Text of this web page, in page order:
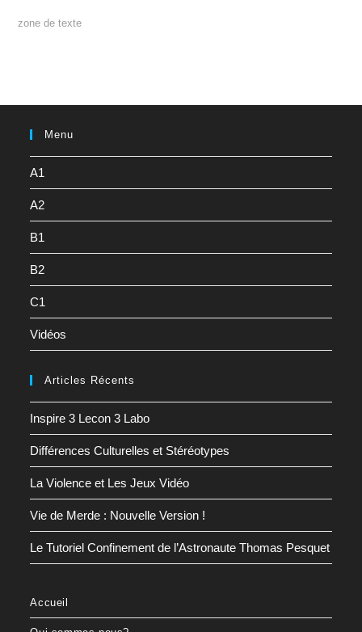
zone de texte
Menu
A1
A2
B1
B2
C1
Vidéos
Articles Récents
Inspire 3 Lecon 3 Labo
Différences Culturelles et Stéréotypes
La Violence et Les Jeux Vidéo
Vie de Merde : Nouvelle Version !
Le Tutoriel Confinement de l’Astronaute Thomas Pesquet
Accueil